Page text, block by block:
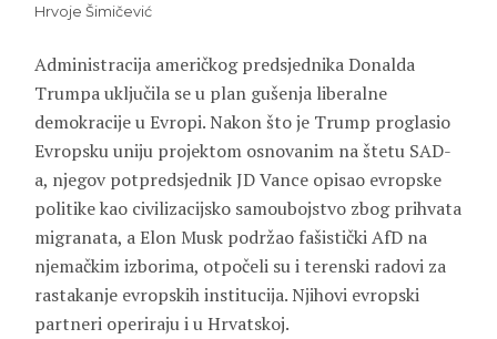
Hrvoje Šimičević
Administracija američkog predsjednika Donalda
Trumpa uključila se u plan gušenja liberalne
demokracije u Evropi. Nakon što je Trump proglasio
Evropsku uniju projektom osnovanim na štetu SAD-
a, njegov potpredsjednik JD Vance opisao evropske
politike kao civilizacijsko samoubojstvo zbog prihvata
migranata, a Elon Musk podržao fašistički AfD na
njemačkim izborima, otpočeli su i terenski radovi za
rastakanje evropskih institucija. Njihovi evropski
partneri operiraju i u Hrvatskoj.